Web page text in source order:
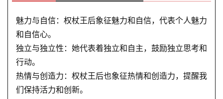
魅力与自信：权杖王后象征魅力和自信，代表个人魅力
和自信心。
独立与独立性：她代表着独立和自主，鼓励独立思考和
行动。
热情与创造力：权杖王后也象征热情和创造力，提醒我
们保持活力和创新。